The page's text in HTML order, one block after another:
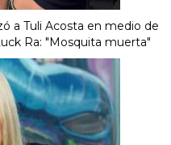
a Tuli Acosta en medio de
Ra: "Mosquita muerta"